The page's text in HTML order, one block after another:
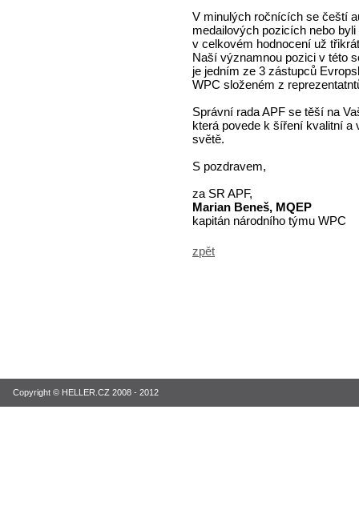
V minulých ročnících se čeští
medailových pozicích nebo
v celkovém hodnocení už
Naší významnou pozici v této
je jedním ze 3 zástupců
WPC složeném z
Správní rada APF se těší na
která povede k šíření kvalitní a
světě.
S pozdravem,
za SR APF,
Marian Beneš, MQEP
kapitán národního týmu WPC
zpět
Copyright © HELLER.CZ 2008 - 2012